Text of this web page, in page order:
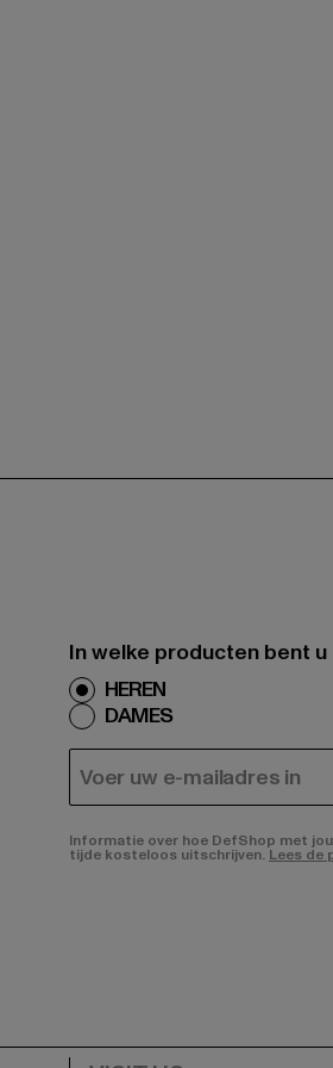
In welke producten bent
HEREN
DAMES
E-MAIL
Informatie over hoe DefShop met
tijde kosteloos uitschrijven. Lees de